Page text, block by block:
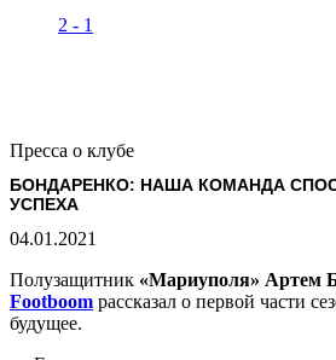
2 - 1
Пресса о клубе
БОНДАРЕНКО: НАША КОМАНДА
УСПЕХА
04.01.2021
Полузащитник «Мариуполя» Артем
Footboom рассказал о первой части
будущее.